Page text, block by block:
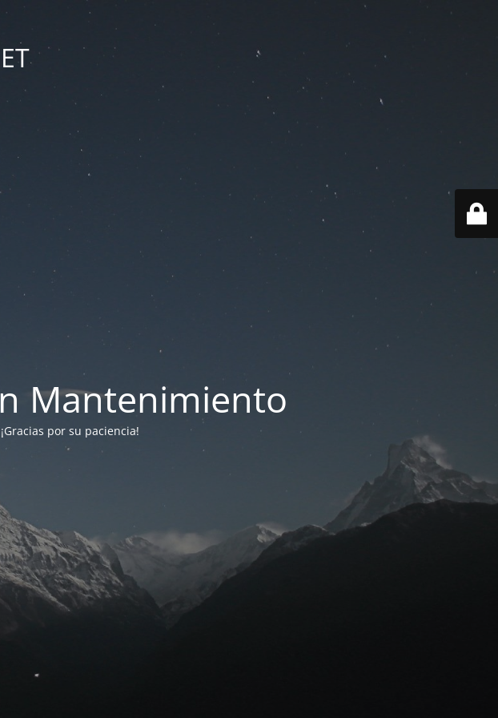
Mantenimiento
por su paciencia!